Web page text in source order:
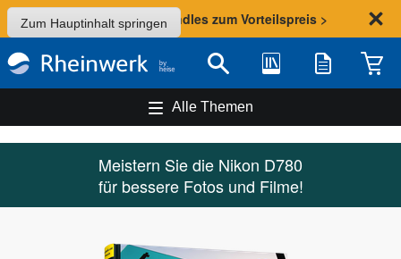
Zum Hauptinhalt springen
Sommer-Aktion: Bundles zum Vorteilspreis >
Suche Bibliothek Merkliste
Alle Themen
Meistern Sie die Nikon D780
für bessere Fotos und Filme!